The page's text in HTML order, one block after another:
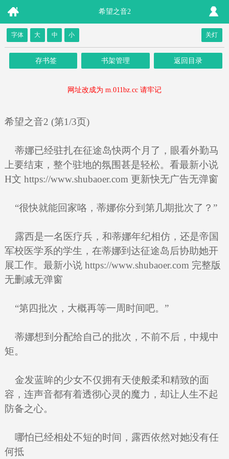
希望之音2
字体 大 中 小 关灯
存书签 书架管理 返回目录
网址改成为 m.011bz.cc 请牢记
希望之音2 (第1/3页)
蒂娜已经驻扎在征途岛快两个月了，眼看外勤马
上要结束，整个驻地的氛围甚是轻松。看最新小说
H文 https://www.shubaoer.com 更新快无广告无弹窗
“很快就能回家咯，蒂娜你分到第几期批次了？”
露西是一名医疗兵，和蒂娜年纪相仿，还是帝国
军校医学系的学生，在蒂娜到达征途岛后协助她开
展工作。最新小说 https://www.shubaoer.com 完整版
无删减无弹窗
“第四批次，大概再等一周时间吧。”
蒂娜想到分配给自己的批次，不前不后，中规中
矩。
金发蓝眸的少女不仅拥有天使般柔和精致的面
容，连声音都有着透彻心灵的魔力，却让人生不起
防备之心。
哪怕已经相处不短的时间，露西依然对她没有任
何抵